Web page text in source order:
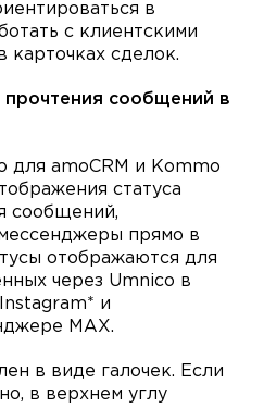
в
с клиентскими
сделок.
прочтения сообщений в
для amoCRM и Kommo
статуса
сообщений,
прямо в
отображаются для
через Umnico в
и
MAX.
в виде галочек. Если
в верхнем углу